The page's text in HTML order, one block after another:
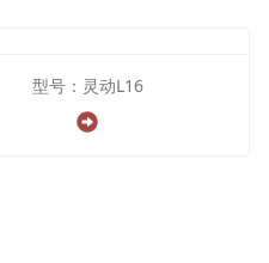
型号：灵动L16